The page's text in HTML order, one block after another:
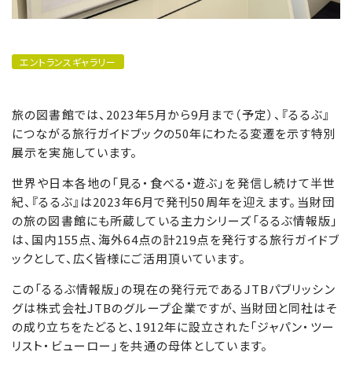
エントランスギャラリー
旅の図書館では、2023年5月から9月まで（予定）、『るるぶ』
につながる旅行ガイドブックの50年にわたる変遷を示す特別
展示を実施しています。
世界や日本各地の「見る・食べる・遊ぶ」を発信し続けて半世
紀、『るるぶ』は2023年6月で発刊50周年を迎えます。当財団
の旅の図書館にも所蔵している主力シリーズ「るるぶ情報版」
は、国内155点、海外64点の計219点を発行する旅行ガイドブ
ックとして、広く皆様にご活用頂いています。
この「るるぶ情報版」の現在の発行元であるJTBパブリッシン
グは株式会社JTBのグループ企業ですが、当財団と同社はそ
の成り立ちをたどると、1912年に設立された「ジャパン・ツー
リスト・ビューロー」を共通の母体としています。